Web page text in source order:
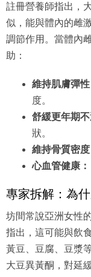
註冊營養師指出，
似，能與體內的雌
調節作用。當體內
助：
維持肌膚彈性
度。
舒緩更年期不
狀。
維持骨質密度
心血管健康：
專家拆解：為
坊間常說亞洲女性
指出，這可能與飲
黃豆、豆腐、豆漿
大豆異黃酮，對延